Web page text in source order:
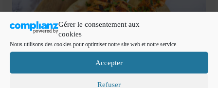
Gérer le consentement aux
cookies
Nous utilisons des cookies pour optimiser notre site web et notre service.
Accepter
Refuser